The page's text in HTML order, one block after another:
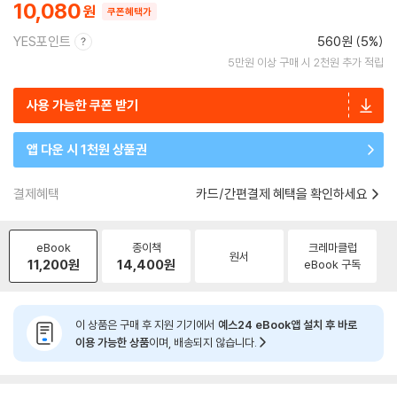
10,080 쿠폰혜택가
YES포인트 560원 (5%)
5만원 이상 구매 시 2천원 추가 적립
사용 가능한 쿠폰 받기
앱 다운 시 1천원 상품권
결제혜택 카드/간편결제 혜택을 확인하세요
eBook
11,200원
종이책
14,400원 원서
크레마클럽
eBook 구독
이 상품은 구매 후 지원 기기에서 예스24 eBook앱 설치 후 바로
이용 가능한 상품이며, 배송되지 않습니다.